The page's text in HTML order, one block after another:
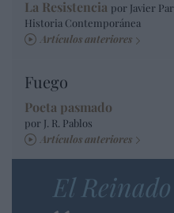
La Resistencia por Javier
Historia Contemporánea
Artículos anteriores
Fuego
Poeta pasmado
por J. R. Pablos
Artículos anteriores
El